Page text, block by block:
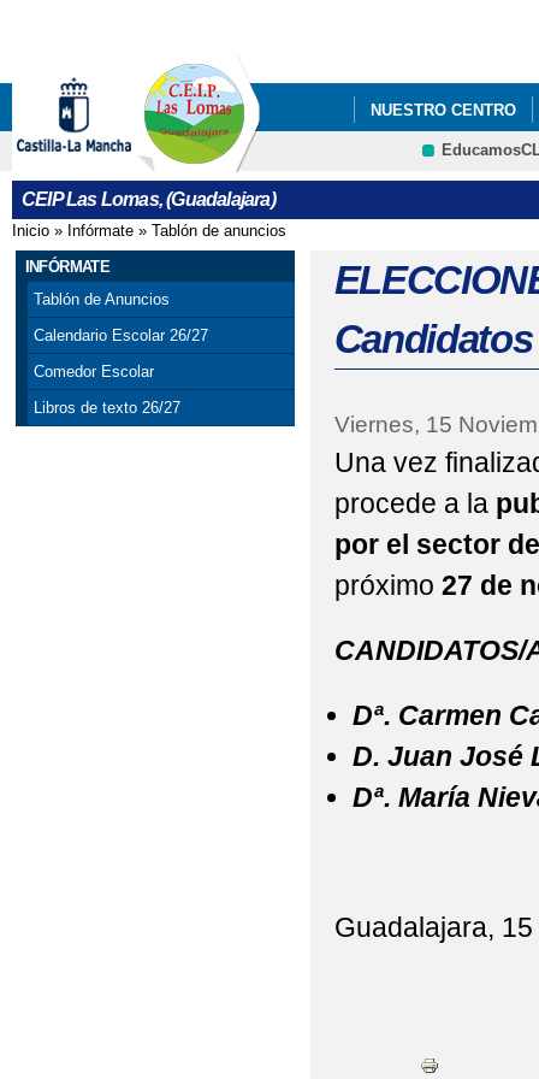
NUESTRO CENTRO
QUÉ HACEMOS
CEIP Las Lomas, (Guadalajara)
Se encuentra usted aquí
Inicio » Infórmate » Tablón de anuncios
INFÓRMATE
Tablón de Anuncios
Calendario Escolar 26/27
Comedor Escolar
Libros de texto 26/27
Viernes, 15
Una vez
procede a la
por el sector
próximo 27 de
CANDIDATOS/
Dª. Carmen
D. Juan José
Dª. María
Guadalajara,